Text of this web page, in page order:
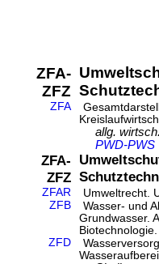
ZFA-
ZFZ
ZFA
allg.
PWD-PWS
ZFA-
ZFZ
ZFAR
Umweltrecht.
ZFB
Wasser- und
Grundwasser.
ZFD